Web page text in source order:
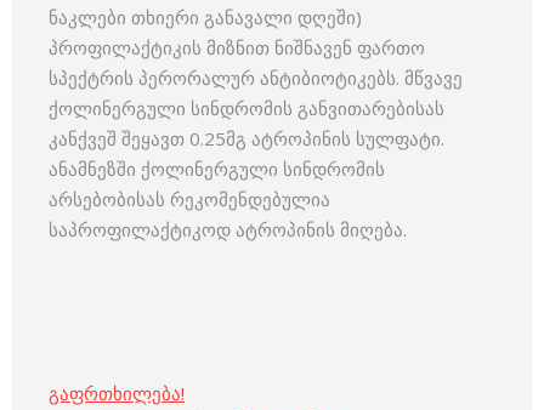
ნაკლები თხიერი განავალი დღეში)
პროფილაქტიკის მიზნით ნიშნავენ ფართო
სპექტრის პერორალურ ანტიბიოტიკებს. მწვავე
ქოლინერგული სინდრომის განვითარებისას
კანქვეშ შეყავთ 0.25მგ ატროპინის სულფატი.
ანამნეზში ქოლინერგული სინდრომის
არსებობისას რეკომენდებულია
საპროფილაქტიკოდ ატროპინის მიღება.
გაფრთხილება!